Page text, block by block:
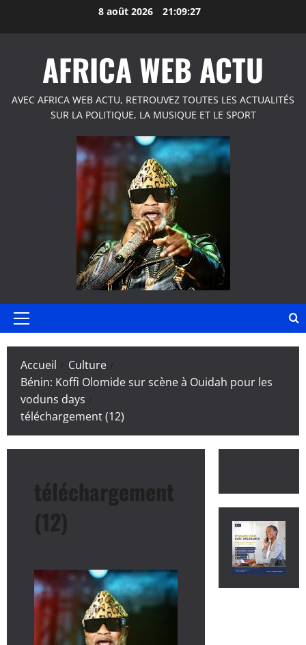
8 août 2026 21:09:27
AFRICA WEB ACTU
AVEC AFRICA WEB ACTU, RETROUVEZ TOUTES LES ACTUALITÉS
SUR LA POLITIQUE, LA MUSIQUE ET LE SPORT
Menu
Accueil
Culture
Bénin: Koffi Olomide sur scène à Ouidah pour les
voduns days
téléchargement (12)
téléchargement
(12)